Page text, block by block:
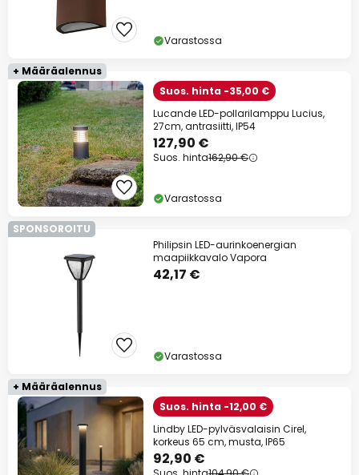
Varastossa
+ Määräalennus
Suos. hinta -35,00 €
Lucande LED-pollarilamppu Lucius,
27cm, antrasiitti, IP54
127,90 €
Suos. hinta162,90 €
Varastossa
SPONSOROITU
Philipsin LED-aurinkoenergian
maapiikkavalo Vapora
42,17 €
Varastossa
+ Määräalennus
Suos. hinta -12,00 €
Lindby LED-pylväsvalaisin Cirel,
korkeus 65 cm, musta, IP65
92,90 €